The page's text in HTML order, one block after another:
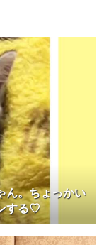
ん。ちょっかい
する♡